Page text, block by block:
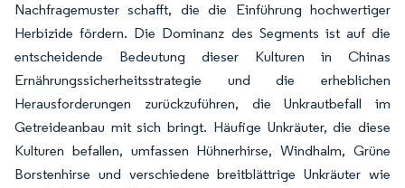
Nachfragemuster schafft, die die Einführung hochwertiger
Herbizide fördern. Die Dominanz des Segments ist auf die
entscheidende Bedeutung dieser Kulturen in Chinas
Ernährungssicherheitsstrategie und die erheblichen
Herausforderungen zurückzuführen, die Unkrautbefall im
Getreideanbau mit sich bringt. Häufige Unkräuter, die diese
Kulturen befallen, umfassen Hühnerhirse, Windhalm, Grüne
Borstenhirse und verschiedene breitblättrige Unkräuter wie